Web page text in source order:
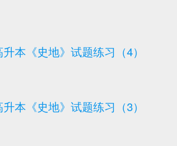
本《史地》试题练习（4）
本《史地》试题练习（3）